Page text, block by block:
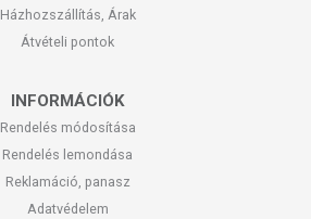
Házhozszállítás, Árak
Átvételi pontok
INFORMÁCIÓK
Rendelés módosítása
Rendelés lemondása
Reklamáció, panasz
Adatvédelem